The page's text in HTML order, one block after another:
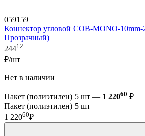
059159
Коннектор угловой COB-MONO-
Прозрачный)
24412
₽/шт
Нет в наличии
Пакет (полиэтилен) 5 шт — 1 22060 ₽
Пакет (полиэтилен) 5 шт
1 22060₽